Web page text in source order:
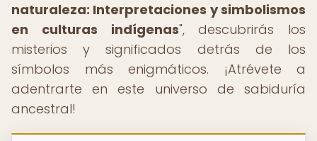
naturaleza: Interpretaciones y simbolismos
en culturas indígenas", descubrirás los
misterios y significados detrás de los
símbolos más enigmáticos. ¡Atrévete a
adentrarte en este universo de sabiduría
ancestral!